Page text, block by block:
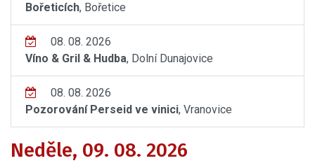
Bořeticích, Bořetice
08. 08. 2026
Víno & Gril & Hudba, Dolní Dunajovice
08. 08. 2026
Pozorování Perseid ve vinici, Vranovice
Neděle, 09. 08. 2026